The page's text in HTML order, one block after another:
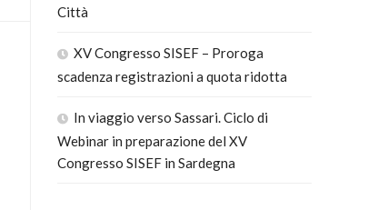
Città
XV Congresso SISEF – Proroga
scadenza registrazioni a quota ridotta
In viaggio verso Sassari. Ciclo di
Webinar in preparazione del XV
Congresso SISEF in Sardegna